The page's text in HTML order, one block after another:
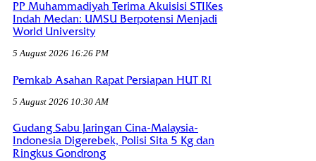
PP Muhammadiyah Terima Akuisisi STIKes
Indah Medan: UMSU Berpotensi Menjadi
World University
5 August 2026 16:26 PM
Pemkab Asahan Rapat Persiapan HUT RI
5 August 2026 10:30 AM
Gudang Sabu Jaringan Cina-Malaysia-
Indonesia Digerebek, Polisi Sita 5 Kg dan
Ringkus Gondrong